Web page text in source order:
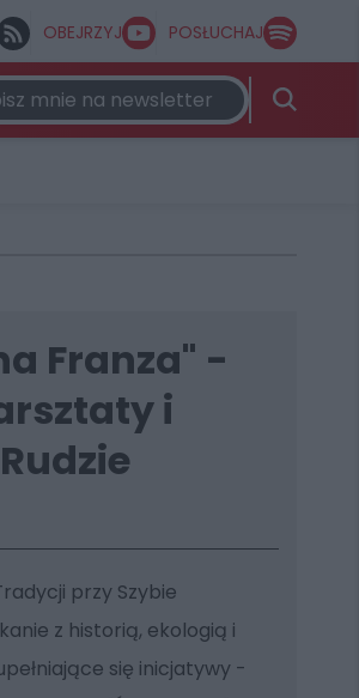
OBEJRZYJ POSŁUCHAJ
mnie na newsletter
Franza" -
i
przy Szybie
z historią, ekologią i
się inicjatywy -